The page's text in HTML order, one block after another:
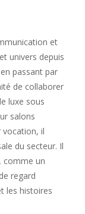
et
univers depuis
passant par
de collaborer
luxe sous
salons
vocation, il
du secteur. Il
comme un
regard
les histoires